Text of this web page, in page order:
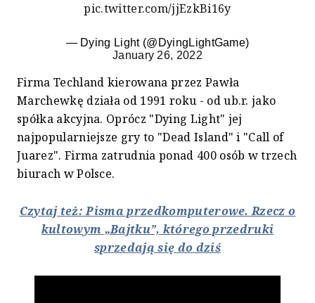
pic.twitter.com/jjEzkBi16y
— Dying Light (@DyingLightGame)
January 26, 2022
Firma Techland kierowana przez Pawła
Marchewkę działa od 1991 roku - od ub.r. jako
spółka akcyjna. Oprócz "Dying Light" jej
najpopularniejsze gry to "Dead Island" i "Call of
Juarez". Firma zatrudnia ponad 400 osób w trzech
biurach w Polsce.
Czytaj też: Pisma przedkomputerowe. Rzecz o
kultowym „Bajtku”, którego przedruki
sprzedają się do dziś